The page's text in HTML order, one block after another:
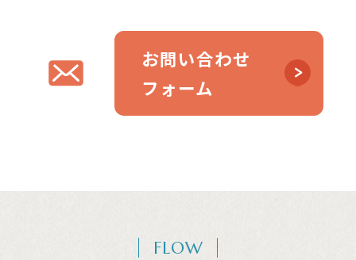
お問い合わせ
フォーム
FLOW